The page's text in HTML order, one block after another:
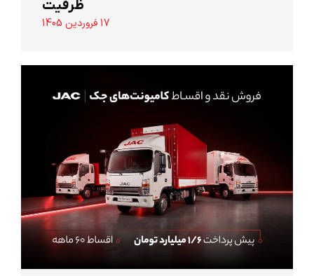
ظرفیت
17 فروردین 1405